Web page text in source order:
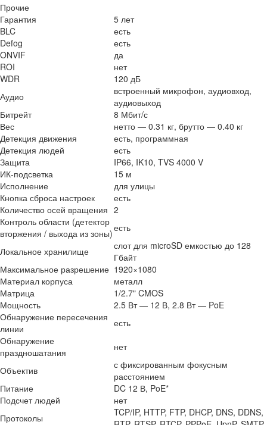
Прочие
Гарантия
5 лет
BLC
есть
Defog
есть
ONVIF
да
ROI
нет
WDR
120 дБ
Аудио
встроенный микрофон, аудиовход,
аудиовыход
Битрейт
8 Мбит/с
Вес
нетто — 0.31 кг, брутто — 0.40 кг
Детекция движения
есть, программная
Детекция людей
есть
Защита
IP66, IK10, TVS 4000 V
ИК-подсветка
15 м
Исполнение
для улицы
Кнопка сброса настроек
есть
Количество осей вращения 2
Контроль области (детектор
вторжения / выхода из зоны)есть
Локальное хранилище
слот для microSD емкостью до 128
Гбайт
Максимальное разрешение 1920×1080
Материал корпуса
металл
Матрица
1/2.7" CMOS
Мощность
2.5 Вт — 12 В, 2.8 Вт — PoE
Обнаружение пересечения
линии
есть
Обнаружение
праздношатания
нет
Объектив
с фиксированным фокусным
расстоянием
Питание
DC 12 В, PoE*
Подсчет людей
нет
Протоколы
TCP/IP, HTTP, FTP, DHCP, DNS, DDNS,